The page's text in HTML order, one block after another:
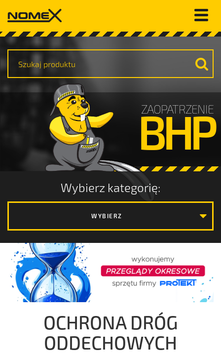
ZAOPATRZENIE
BHP
Wybierz kategorię:
WYBIERZ
OCHRONA NÓG
OCHRONA RĄK
OCHRONA GŁOWY
OCHRONA DRÓG
ODDECHOWYCH